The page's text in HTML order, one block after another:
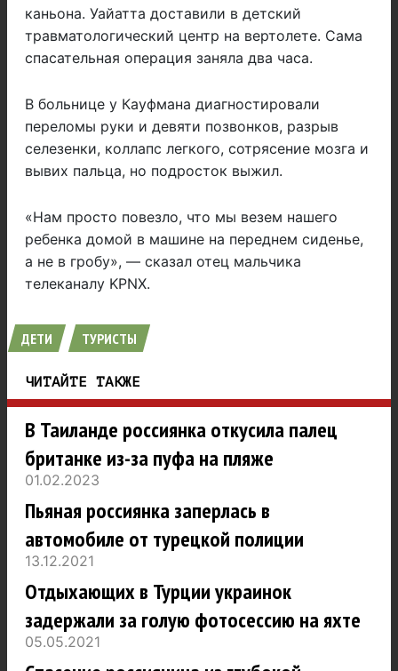
каньона. Уайатта доставили в детский
травматологический центр на вертолете. Сама
спасательная операция заняла два часа.
В больнице у Кауфмана диагностировали
переломы руки и девяти позвонков, разрыв
селезенки, коллапс легкого, сотрясение мозга и
вывих пальца, но подросток выжил.
«Нам просто повезло, что мы везем нашего
ребенка домой в машине на переднем сиденье,
а не в гробу», — сказал отец мальчика
телеканалу KPNX.
ДЕТИ ТУРИСТЫ
ЧИТАЙТЕ ТАКЖЕ
В Таиланде россиянка откусила палец
британке из-за пуфа на пляже
01.02.2023
Пьяная россиянка заперлась в
автомобиле от турецкой полиции
13.12.2021
Отдыхающих в Турции украинок
задержали за голую фотосессию на яхте
05.05.2021